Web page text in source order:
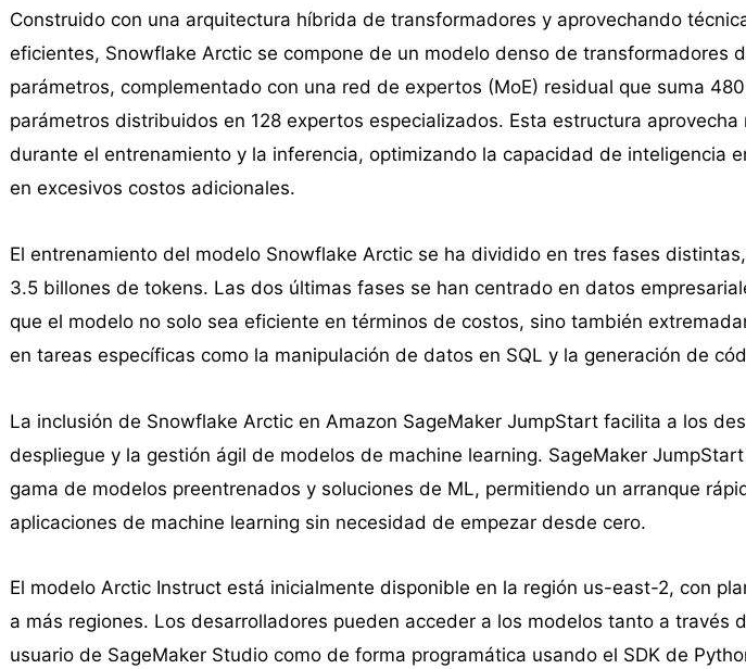
Construido con una arquitectura híbrida de transformadores y aprovechando
eficientes, Snowflake Arctic se compone de un modelo denso de transformadores
parámetros, complementado con una red de expertos (MoE) residual que suma
parámetros distribuidos en 128 expertos especializados. Esta estructura aprovecha
durante el entrenamiento y la inferencia, optimizando la capacidad de inteligencia
en excesivos costos adicionales.
El entrenamiento del modelo Snowflake Arctic se ha dividido en tres fases
3.5 billones de tokens. Las dos últimas fases se han centrado en datos
que el modelo no solo sea eficiente en términos de costos, sino también
en tareas específicas como la manipulación de datos en SQL y la generación de
La inclusión de Snowflake Arctic en Amazon SageMaker JumpStart facilita a los
despliegue y la gestión ágil de modelos de machine learning. SageMaker
gama de modelos preentrenados y soluciones de ML, permitiendo un arranque
aplicaciones de machine learning sin necesidad de empezar desde cero.
El modelo Arctic Instruct está inicialmente disponible en la región us-east-2, con
a más regiones. Los desarrolladores pueden acceder a los modelos tanto a través
usuario de SageMaker Studio como de forma programática usando el SDK de